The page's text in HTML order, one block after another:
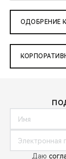
ОДОБРЕНИЕ
Даю